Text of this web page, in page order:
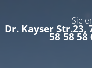
Sie
Dr. Kayser Str.23,
58 58